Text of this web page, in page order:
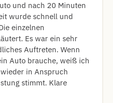
und nach 20 Minuten
wurde schnell und
einzelnen
Es war ein sehr
Auftreten. Wenn
Auto brauche, weiß ich
in Anspruch
stimmt. Klare